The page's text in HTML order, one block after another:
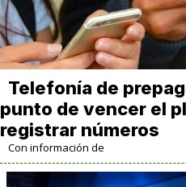
Telefonía de
punto de vencer el
registrar números
Con información de